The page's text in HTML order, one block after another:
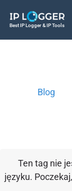
Best IP Logger & IP Tools
Blog